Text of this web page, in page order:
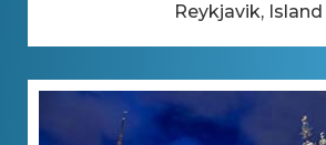
Reykjavik, Island